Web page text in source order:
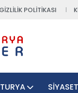
GIZLILIK POLITIKASI
SIYASET